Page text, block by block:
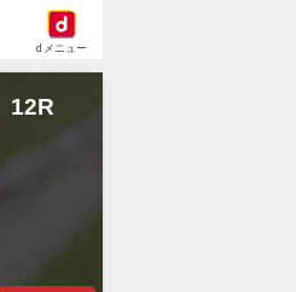
dメニュー
12R